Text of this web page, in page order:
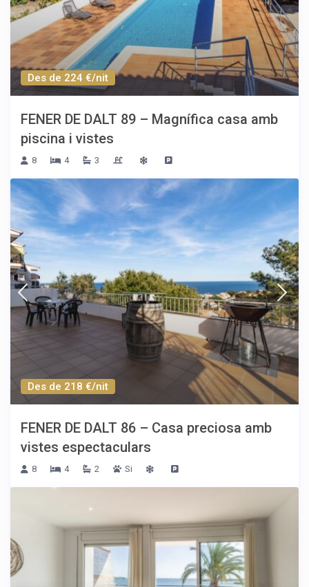
Des de 224 €/nit
FENER DE DALT 89 – Magnífica casa amb
piscina i vistes
8 4 3
Des de 218 €/nit
FENER DE DALT 86 – Casa preciosa amb
vistes espectaculars
8 4 2 Si